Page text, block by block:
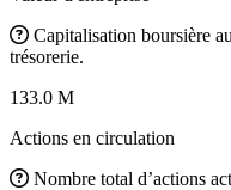
Capitalisation boursière
trésorerie.
133.0 M
Actions en circulation
Nombre total d’actions